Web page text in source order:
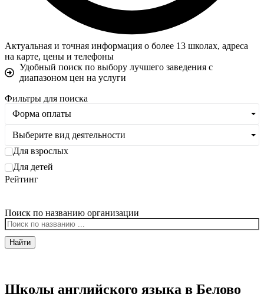
Актуальная и точная информация о более 13 школах, адреса
на карте, цены и телефоны
Удобный поиск по выбору лучшего заведения с
диапазоном цен на услуги
Фильтры для поиска
Форма оплаты
Выберите вид деятельности
Для взрослых
Для детей
Рейтинг
Поиск по названию организации
Найти
Школы английского языка в Белово